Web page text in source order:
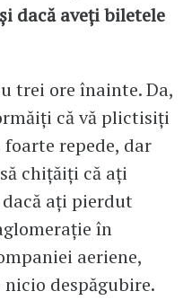
dacă aveți biletele
trei ore înainte. Da,
că vă plictisiți
repede, dar
chițăiți că ați
ați pierdut
în
aeriene,
despăgubire.